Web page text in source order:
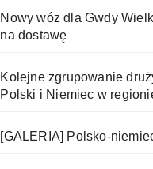
Nowy wóz dla Gwdy
na dostawę
Kolejne zgrupowanie
Polski i Niemiec w
[GALERIA] Polsko-